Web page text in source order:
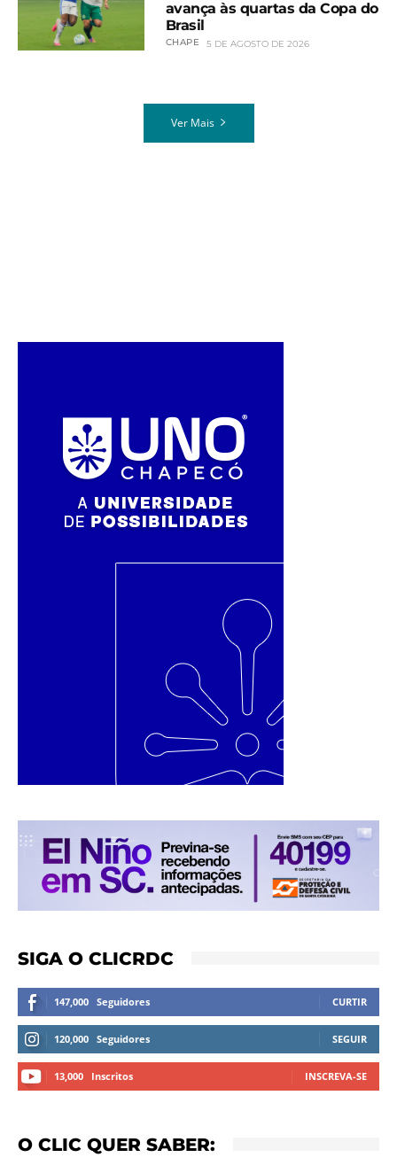
avança às quartas da Copa do
Brasil
CHAPE 5 DE AGOSTO DE 2026
Ver Mais
SIGA O CLICRDC
147,000 Seguidores CURTIR
120,000 Seguidores SEGUIR
13,000 Inscritos INSCREVA-SE
O CLIC QUER SABER: